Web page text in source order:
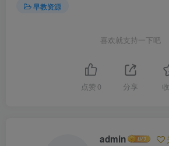
早教资源
喜欢就支持一下吧
点赞 0 分享
admin